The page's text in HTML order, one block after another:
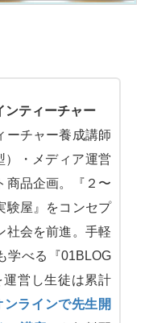
ンティーチャー
ーチャー養成講師
）・メディア運営
商品企画。『２〜
験屋』をコンセプ
社会を前進。手軽
学べる『01BLOG
運営し生徒は累計
ンラインで先生開